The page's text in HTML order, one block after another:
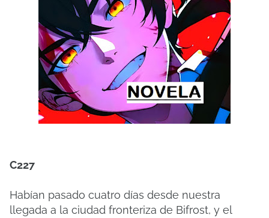
C227
Habían pasado cuatro días desde nuestra
llegada a la ciudad fronteriza de Bifrost, y el